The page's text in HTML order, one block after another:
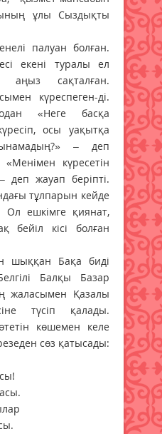
ұлы Сыздықты
палуан болған.
екені туралы ел
аңыз сақталған.
күреспеген-ді.
«Неге басқа
осы уақытқа
– деп
күресетін
деп жауап беріпті.
тұлпарын кейде
Ол ешкімге қиянат,
бейіл кісі болған
шыққан Бақа биді
Балқы Базар
жаласымен Қазалы
түсіп қалады.
көшемен келе
сөз қатысады: